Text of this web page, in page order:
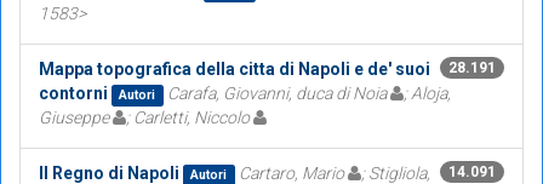
1583>
28.191
Mappa topografica della citta di Napoli e de' suoi
contorni
Autori Carafa, Giovanni, duca di Noia
; Aloja,
Giuseppe
; Carletti, Niccolo
14.091
Il Regno di Napoli Autori Cartaro, Mario
; Stigliola,